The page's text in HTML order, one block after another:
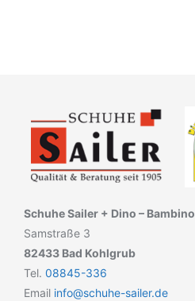
Schuhe Sailer + Dino – Bambino
Samstraße 3
82433 Bad Kohlgrub
Tel. 08845-336
Email info@schuhe-sailer.de